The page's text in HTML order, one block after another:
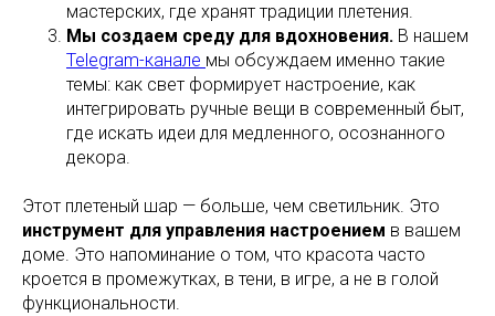
мастерских, где хранят традиции плетения.
Мы создаем среду для вдохновения. В нашем
Telegram-канале мы обсуждаем именно такие
темы: как свет формирует настроение, как
интегрировать ручные вещи в современный быт,
где искать идеи для медленного, осознанного
декора.
Этот плетеный шар — больше, чем светильник. Это
инструмент для управления настроением в вашем
доме. Это напоминание о том, что красота часто
кроется в промежутках, в тени, в игре, а не в голой
функциональности.